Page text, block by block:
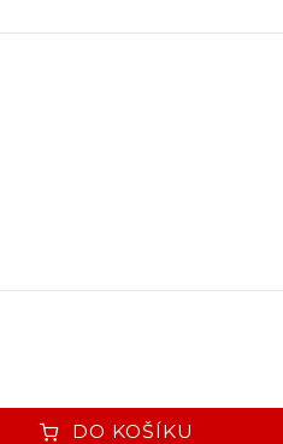
DO KOŠÍKU